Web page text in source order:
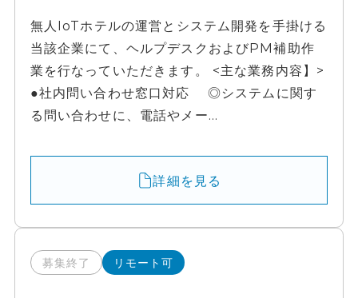
無人IoTホテルの運営とシステム開発を手掛ける
当該企業にて、ヘルプデスクおよびPM補助作
業を行なっていただきます。 <主な業務内容】>
●社内問い合わせ窓口対応 ◎システムに関す
る問い合わせに、電話やメー...
詳細を見る
募集終了 リモート可